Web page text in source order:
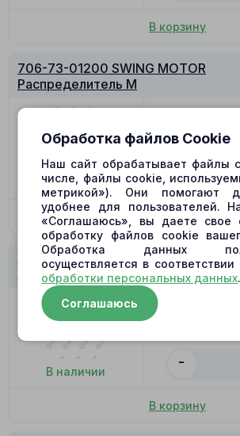
В корзину
706-73-01200 SWING MOTOR
Распределитель M
В наличии
-
В корзину
706-73-01200 SWING MOTOR
шатуном 17.8x69
В наличии
-
В корзину
Обработка файлов Cookie
Наш сайт обрабатывает файлы
числе, файлы cookie,
метрикой»). Они помогают
удобнее для пользователей.
«Соглашаюсь», вы даете свое
обработку файлов cookie
Обработка данных
осуществляется в соответствии
обработки персональных данных.
Соглашаюсь